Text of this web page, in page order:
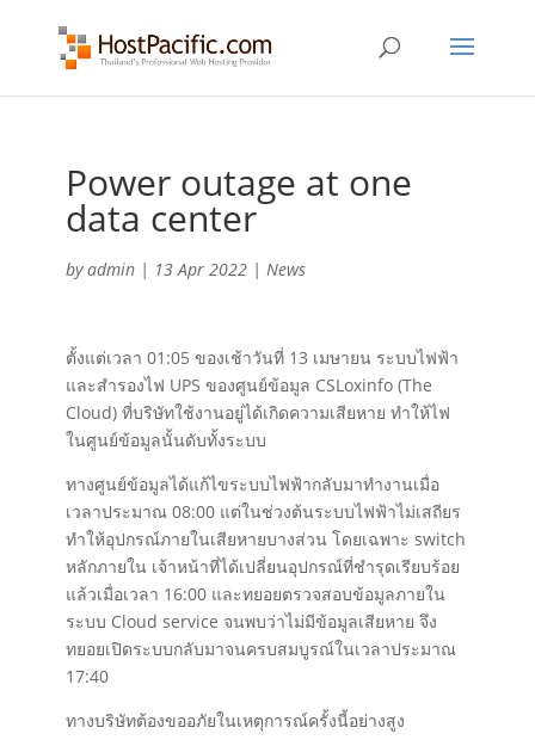
Power outage at one
data center
byadmin| 13 Apr 2022| News
ตั้งแต่เวลา 01:05 ของเช้าวันที่ 13 เมษายน ระบบไฟฟ้า
และสำรองไฟ UPS ของศูนย์ข้อมูล CSLoxinfo (The
Cloud) ที่บริษัทใช้งานอยู่ได้เกิดความเสียหาย ทำให้ไฟ
ในศูนย์ข้อมูลนั้นดับทั้งระบบ
ทางศูนย์ข้อมูลได้แก้ไขระบบไฟฟ้ากลับมาทำงานเมื่อ
เวลาประมาณ 08:00 แต่ในช่วงต้นระบบไฟฟ้าไม่เสถียร
ทำให้อุปกรณ์ภายในเสียหายบางส่วน โดยเฉพาะ switch
หลักภายใน เจ้าหน้าที่ได้เปลี่ยนอุปกรณ์ที่ชำรุดเรียบร้อย
แล้วเมื่อเวลา 16:00 และทยอยตรวจสอบข้อมูลภายใน
ระบบ Cloud service จนพบว่าไม่มีข้อมูลเสียหาย จึง
ทยอยเปิดระบบกลับมาจนครบสมบูรณ์ในเวลาประมาณ​
17:40
ทางบริษัทต้องขออภัยในเหตุการณ์ครั้งนี้อย่างสูง